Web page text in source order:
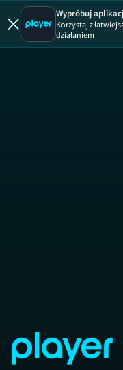
Wypróbuj
Korzystaj z
działaniem